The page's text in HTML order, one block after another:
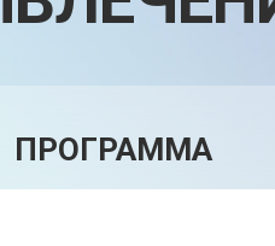
ПРОГРАММА